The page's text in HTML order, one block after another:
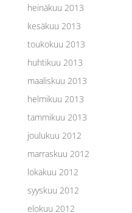
heinäkuu 2013
kesäkuu 2013
toukokuu 2013
huhtikuu 2013
maaliskuu 2013
helmikuu 2013
tammikuu 2013
joulukuu 2012
marraskuu 2012
lokakuu 2012
syyskuu 2012
elokuu 2012